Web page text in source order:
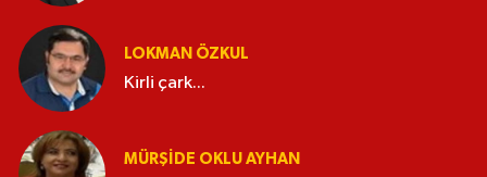
LOKMAN ÖZKUL
Kirli çark...
MÜRŞIDE OKLU AYHAN